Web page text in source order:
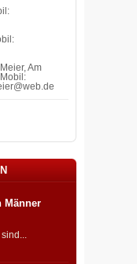
Am
Männer